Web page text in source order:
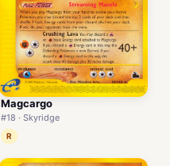
Magcargo
#18 · Skyridge
R